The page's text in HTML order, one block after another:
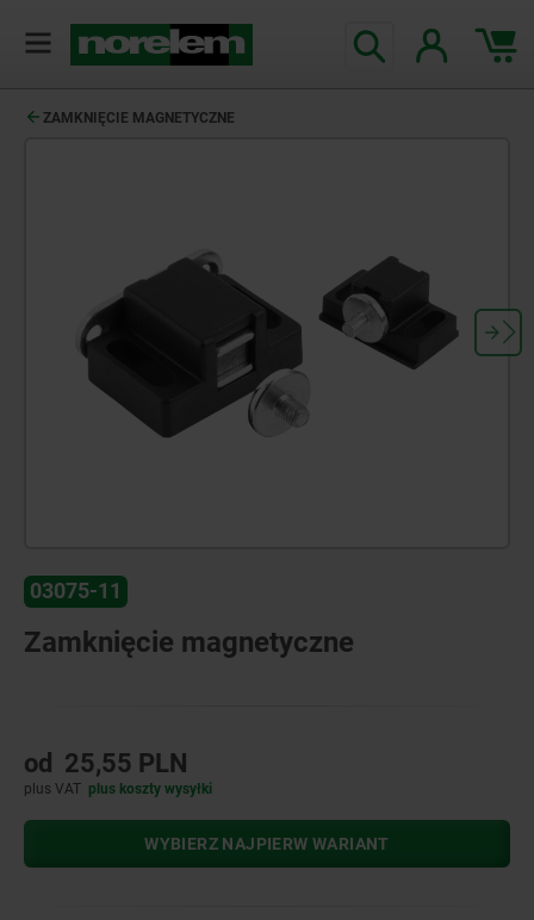
ZAMKNIĘCIE MAGNETYCZNE
03075-11
Zamknięcie magnetyczne
od 25,55 PLN
plus VAT plus koszty wysyłki
WYBIERZ NAJPIERW WARIANT